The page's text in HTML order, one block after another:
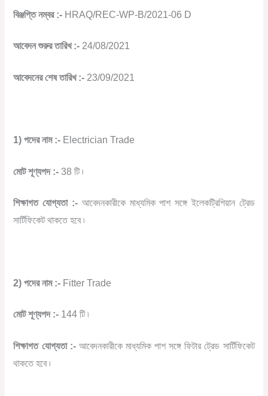
বিঞ্জপ্তি নম্বর :- HRAQ/REC-WP-B/2021-06 D
আবেদন শুরুর তারিখ :- 24/08/2021
আবেদনের শেষ তারিখ :- 23/09/2021
1) পদের নাম :- Electrician Trade
মোট শূণ্যপদ :-38 টি ৷
শিক্ষাগত যোগ্যতা :- আবেদনকারীকে মাধ্যমিক পাশ সঙ্গে ইলেকট্রিশিয়ান ট্রেড
সার্টিফিকেট থাকতে হবে ৷
2) পদের নাম :- Fitter Trade
মোট শূণ্যপদ :- 144 টি ৷
শিক্ষাগত যোগ্যতা :-আবেদনকারীকে মাধ্যমিক পাশ সঙ্গে ফিটার ট্রেড সার্টিফিকেট
থাকতে হবে ৷